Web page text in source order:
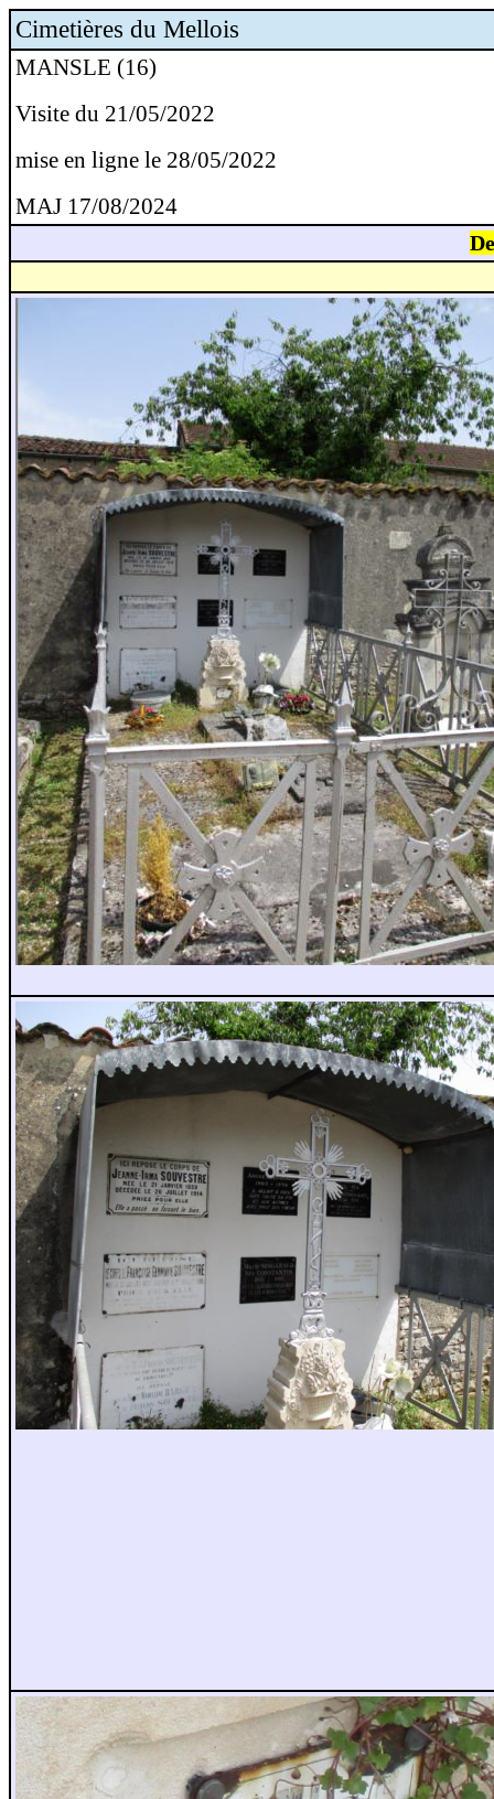
Cimetières du Mellois
MANSLE (16)
Visite du 21/05/2022
mise en ligne le 28/05/2022
MAJ 17/08/2024